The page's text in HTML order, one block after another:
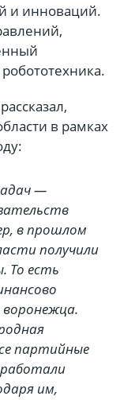
и инноваций.
в рамках
—
в прошлом
получили
То есть
партийные
им,